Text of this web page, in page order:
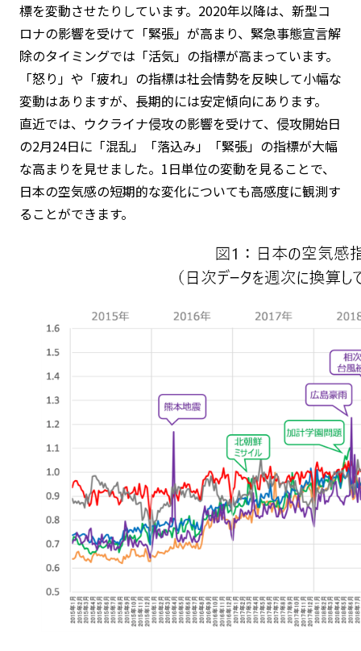
標を変動させたりしています。2020年以降は、新型コ
ロナの影響を受けて「緊張」が高まり、緊急事態宣言解
除のタイミングでは「活気」の指標が高まっています。
「怒り」や「疲れ」の指標は社会情勢を反映して小幅な
変動はありますが、長期的には安定傾向にあります。
直近では、ウクライナ侵攻の影響を受けて、侵攻開始日
の2月24日に「混乱」「落込み」「緊張」の指標が大幅
な高まりを見せました。1日単位の変動を見ることで、
日本の空気感の短期的な変化についても高感度に観測す
ることができます。